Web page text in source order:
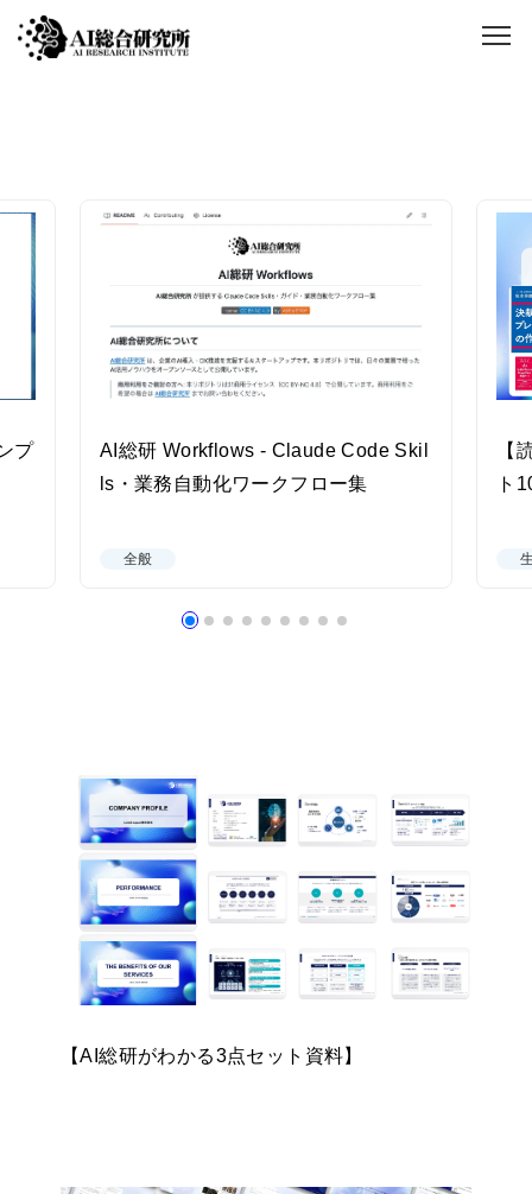
プ
AI総研 Workflows - Claude Code Skil
ls・業務自動化ワークフロー集
全般
【
ト
【AI総研がわかる3点セット資料】